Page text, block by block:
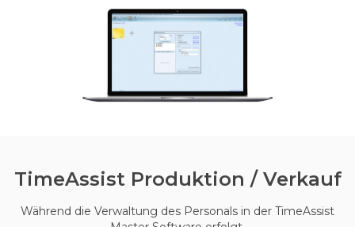
TimeAssist Produktion / Verkauf
Während die Verwaltung des Personals in der TimeAssist